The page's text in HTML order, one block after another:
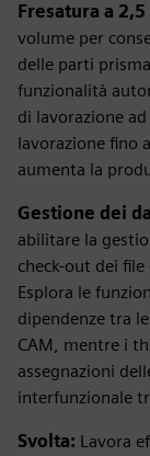
Fresatura a 2,5
volume per
delle parti
funzionalità
di lavorazione
lavorazione fino
aumenta la
Gestione dei
abilitare la
check-out dei
Esplora le
dipendenze tra
CAM, mentre i
assegnazioni
interfunzionale
Svolta: Lavora